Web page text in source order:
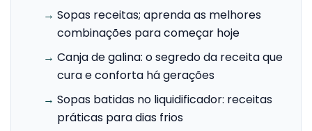
→ Sopas receitas; aprenda as melhores
combinações para começar hoje
→ Canja de galina: o segredo da receita que
cura e conforta há gerações
→ Sopas batidas no liquidificador: receitas
práticas para dias frios